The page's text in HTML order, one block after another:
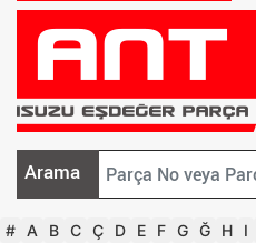
Arama
# A B C Ç D E F G Ğ H I